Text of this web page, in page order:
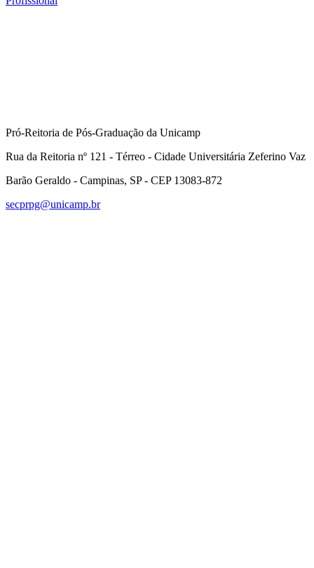
Pró-Reitoria de Pós-Graduação da Unicamp
Rua da Reitoria nº 121 - Térreo - Cidade Universitária Zeferino Vaz
Barão Geraldo - Campinas, SP - CEP 13083-872
secprpg@unicamp.br